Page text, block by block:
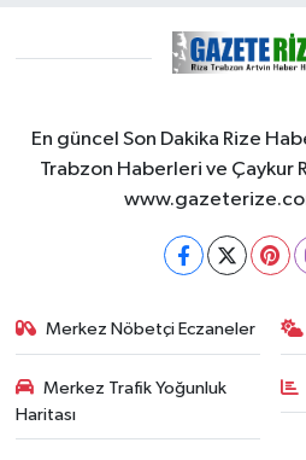
En güncel Son Dakika Rize
Trabzon Haberleri ve Çaykur
Merkez Nöbetçi Eczaneler
Merkez Trafik Yoğunluk
Haritası